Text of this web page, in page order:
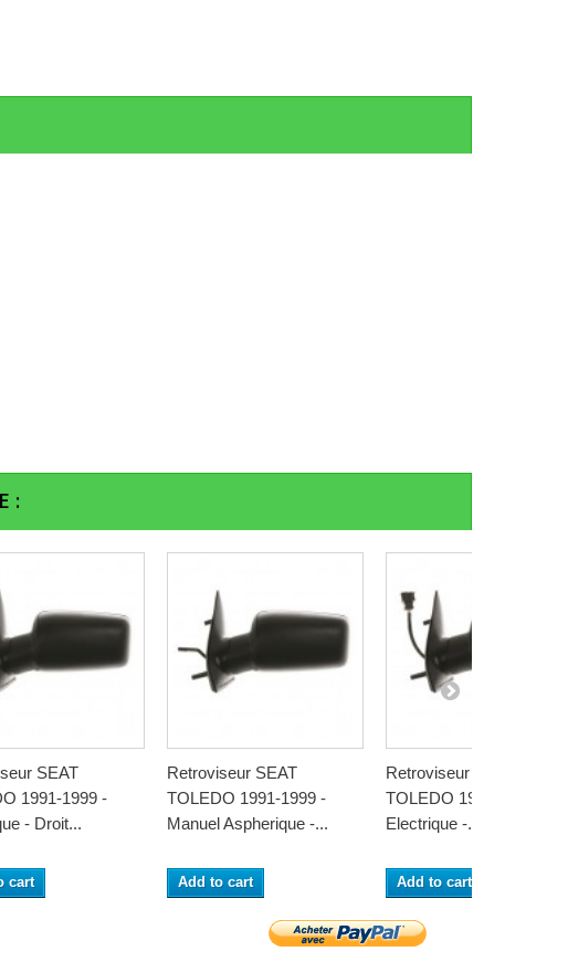
:
SEAT
1991-1999 -
- Droit...
cart
Retroviseur SEAT
TOLEDO 1991-1999 -
Manuel Aspherique -...
Add to cart
Retroviseur SEAT
TOLEDO 1991-1999 -
Electrique -...
Add to cart